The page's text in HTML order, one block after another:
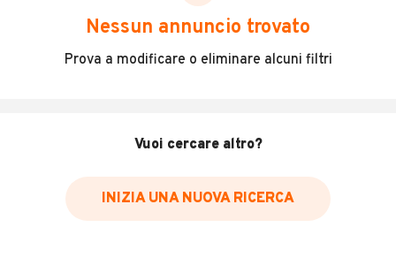
scegliere in modo trasparente e sicuro, come:
Incidenti in cui è stato coinvolto il veicolo
Data e luogo delle revisioni effettuate
Inserisci il numero di targa per verificare la disponibilità
Nessun annuncio trovato
Prova a modificare o eliminare alcuni filtri
Vuoi cercare altro?
INIZIA UNA NUOVA RICERCA